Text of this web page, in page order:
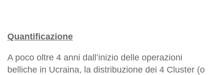
Quantificazione
A poco oltre 4 anni dall’inizio delle operazioni
belliche in Ucraina, la distribuzione dei 4 Cluster (o